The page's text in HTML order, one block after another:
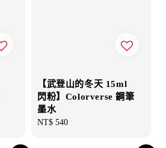
【武登山的冬天 15ml
閃粉】Colorverse 鋼筆
墨水
Regular
NT$ 540